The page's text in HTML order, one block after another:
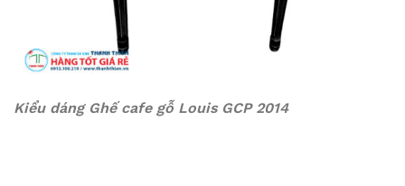
Kiểu dáng Ghế cafe gỗ Louis GCP 2014